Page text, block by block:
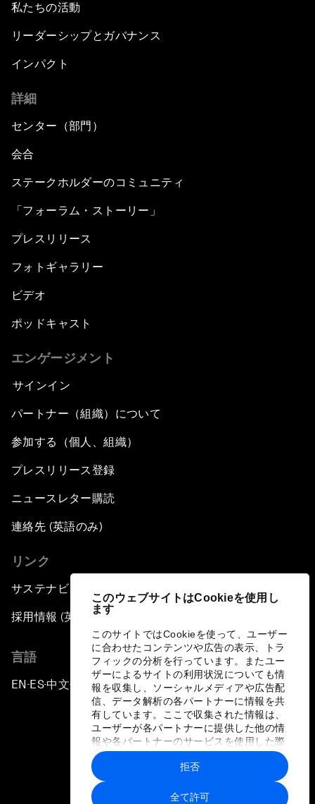
このウェブサイトはCookieを使用し
ます
このサイトではCookieを使って、ユーザー
に合わせたコンテンツや広告の表示、トラ
フィックの分析を行っています。またユー
ザーによるサイトの利用状況についても情
報を収集し、ソーシャルメディアや広告配
信、データ解析の各パートナーに情報を共
有しています。ここで収集された情報は、
ユーザーが各パートナーに提供した他の情
報や各パートナーのサービスを使用した際
に収集された情報と組み合わされ、各パー
トナーによって使用されることがありま
す。
全て許可
拒否
私たちの活動
リーダーシップとガバナンス
インパクト
詳細
センター（部門）
会合
ステークホルダーのコミュニティ
「フォーラム・ストーリー」
プレスリリース
フォトギャラリー
ビデオ
ポッドキャスト
エンゲージメント
サインイン
パートナー（組織）について
参加する（個人、組織）
プレスリリース登録
ニュースレター購読
連絡先 (英語のみ)
リンク
サステナビリティへの取り組み
採用情報 (英語のみ)
言語
EN ▪ES▪中文▪ 日本語
プライバシーポリシーと利用規約